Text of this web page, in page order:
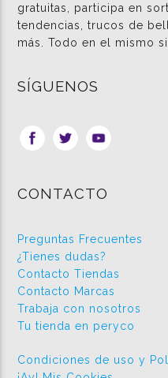
gratuitas, participa en
tendencias, trucos de
más. Todo en el mismo
SÍGUENOS
CONTACTO
Preguntas Frecuentes
¿Tienes dudas?
Contacto Tiendas
Contacto Marcas
Trabaja con nosotros
Tu tienda en peryco
Condiciones de uso y